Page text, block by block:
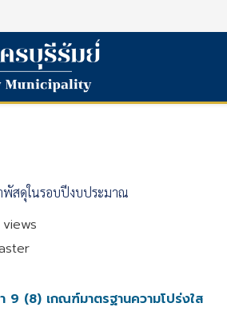
พัสดุในรอบปีงบประมาณ
9 (8) เกณฑ์มาตรฐานความโปร่งใส